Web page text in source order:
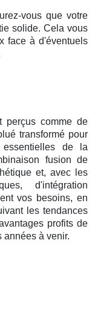
vous que votre
solide. Cela vous
face à d'éventuels
perçus comme de
transformé pour
essentielles de la
fusion de
et, avec les
d'intégration
vos besoins, en
les tendances
profits de
années à venir.